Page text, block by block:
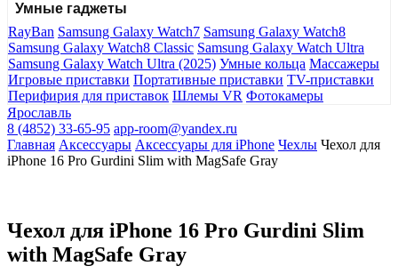
Умные гаджеты
RayBan Samsung Galaxy Watch7 Samsung Galaxy Watch8
Samsung Galaxy Watch8 Classic Samsung Galaxy Watch Ultra
Samsung Galaxy Watch Ultra (2025) Умные кольца Массажеры
Игровые приставки Портативные приставки TV-приставки
Перифирия для приставок Шлемы VR Фотокамеры
Ярославль
8 (4852) 33-65-95 app-room@yandex.ru
Главная Аксессуары Аксессуары для iPhone Чехлы Чехол для
iPhone 16 Pro Gurdini Slim with MagSafe Gray
Чехол для iPhone 16 Pro Gurdini Slim
with MagSafe Gray